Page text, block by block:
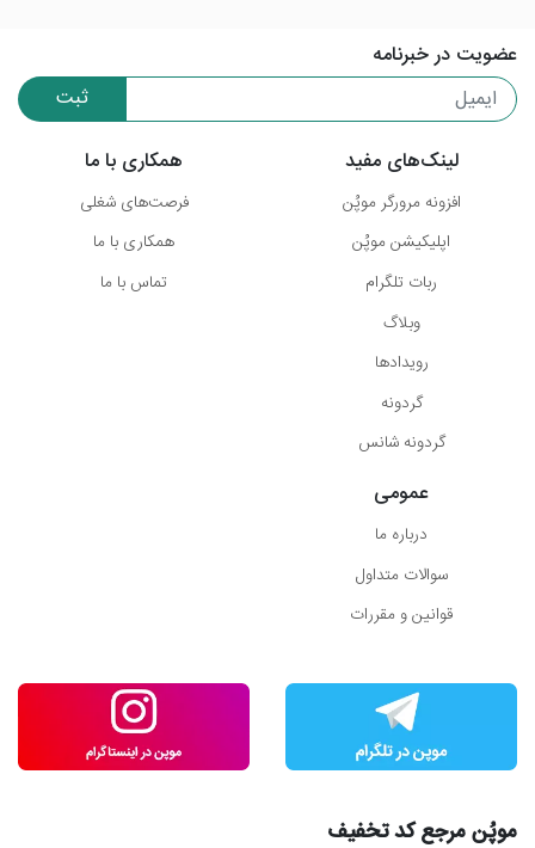
عضویت در خبرنامه
ثبت
لینک‌های مفید
افزونه مرورگر موپُن
اپلیکیشن موپُن
ربات تلگرام
وبلاگ
رویدادها
گردونه
گردونه شانس
همکاری با ما
فرصت‌های شغلی
همکاری با ما
تماس با ما
عمومی
درباره ما
سوالات متداول
قوانین و مقررات
موپُن مرجع کد تخفیف